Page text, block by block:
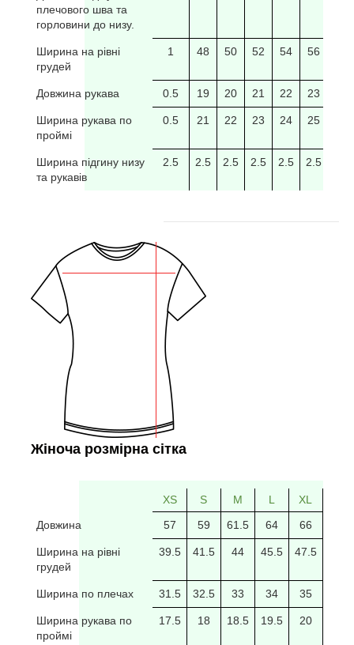
плечового шва та
горловини до низу.
Ширина на рівні
грудей
1 48 50 52 54 56
Довжина рукава 0.5 19 20 21 22 23
Ширина рукава по
проймі
0.5 21 22 23 24 25
Ширина підгину низу
та рукавів
2.5 2.5 2.5 2.5 2.5 2.5
Жіноча розмірна сітка
XS S M L XL
Довжина
57 59 61.5 64 66
Ширина на рівні
грудей
39.5 41.5 44 45.5 47.5
Ширина по плечах 31.5 32.5 33 34 35
Ширина рукава по
проймі
17.5 18 18.5 19.5 20